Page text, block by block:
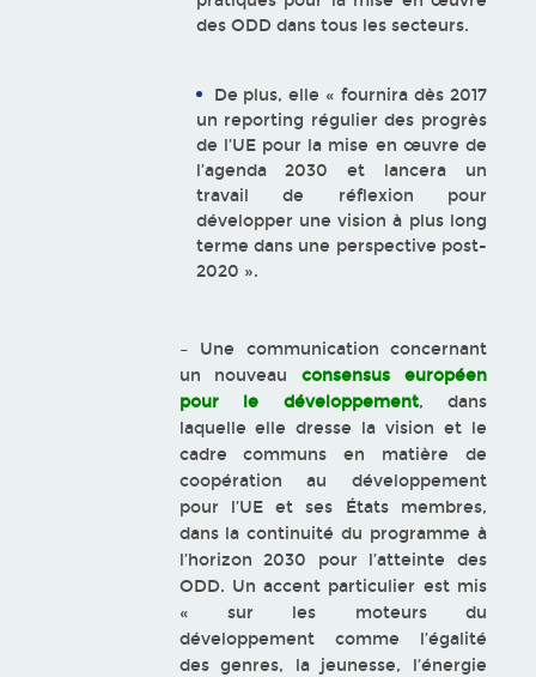
des ODD dans tous les secteurs.
De plus, elle « fournira dès 2017
un reporting régulier des progrès
de l’UE pour la mise en œuvre de
l’agenda 2030 et lancera un
travail de réflexion pour
développer une vision à plus long
terme dans une perspective post-
2020 ».
– Une communication concernant
un nouveauconsensus européen
pour le développement, dans
laquelle elle dresse la vision et le
cadre communs en matière de
coopération au développement
pour l’UE et ses États membres,
dans la continuité du programme à
l’horizon 2030 pour l’atteinte des
ODD. Un accent particulier est mis
« sur les moteurs du
développement comme l’égalité
des genres, la jeunesse, l’énergie